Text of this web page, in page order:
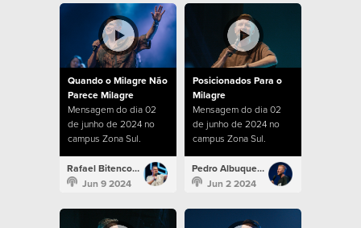
Quando o Milagre Não
Parece Milagre
Mensagem do dia 02
de junho de 2024 no
campus Zona Sul.
Rafael Bitencourt
Jun 9 2024
Posicionados Para o
Milagre
Mensagem do dia 02
de junho de 2024 no
campus Zona Sul.
Pedro Albuquerque
Jun 2 2024